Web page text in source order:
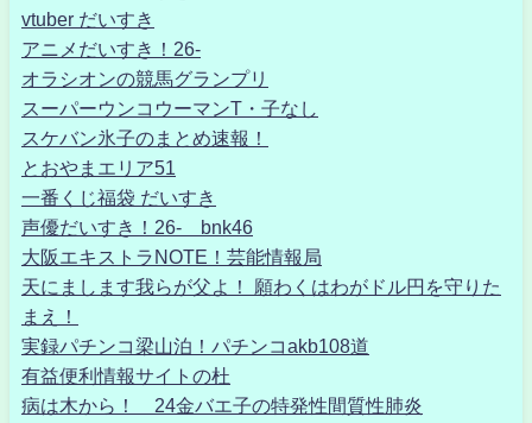
vtuber だいすき
アニメだいすき！26-
オラシオンの競馬グランプリ
スーパーウンコウーマンT・子なし
スケバン氷子のまとめ速報！
とおやまエリア51
一番くじ福袋 だいすき
声優だいすき！26- bnk46
大阪エキストラNOTE！芸能情報局
天にまします我らが父よ！ 願わくはわがドル円を守りた
まえ！
実録パチンコ梁山泊！パチンコakb108道
有益便利情報サイトの杜
病は木から！ 24金バエ子の特発性間質性肺炎